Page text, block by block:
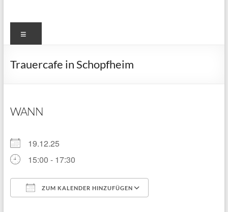
Trauercafe in Schopfheim
WANN
19.12.25
15:00 - 17:30
ZUM KALENDER HINZUFÜGEN